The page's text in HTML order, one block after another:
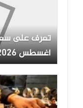
أغسطس 2026